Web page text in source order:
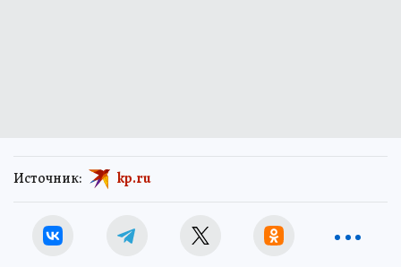
Источник: kp.ru